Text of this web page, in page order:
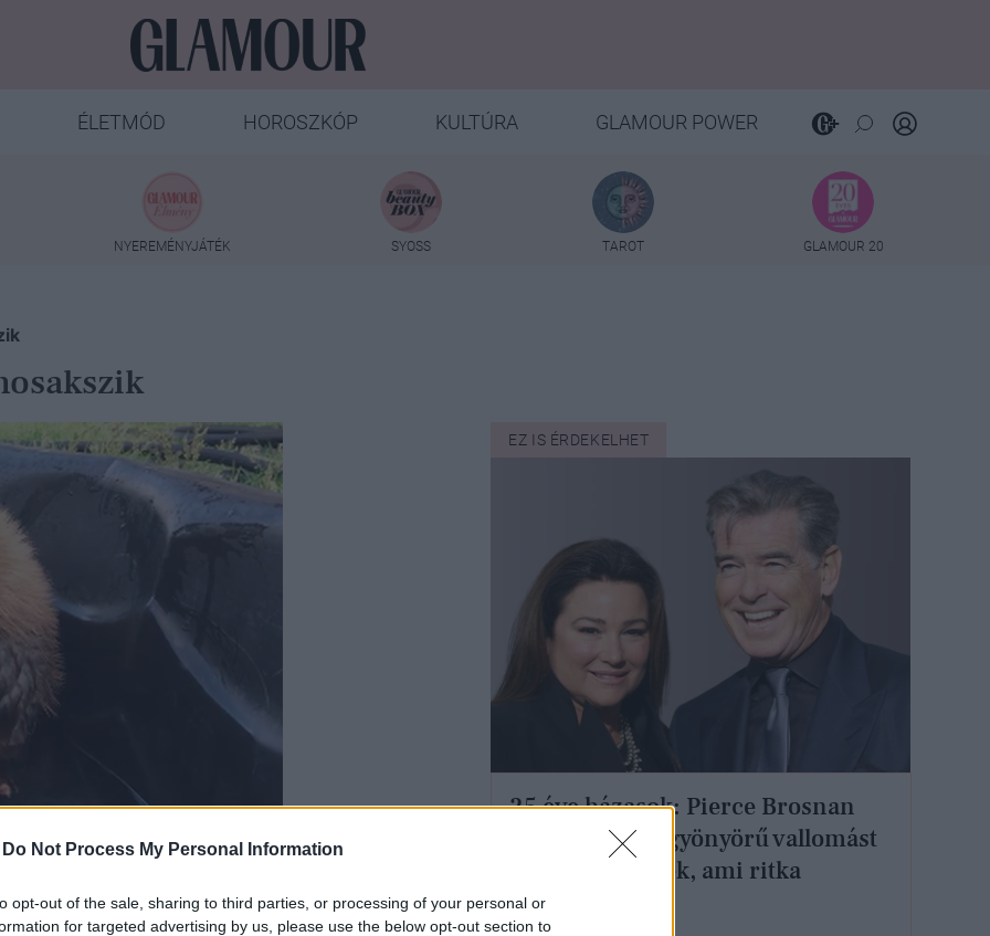
Do Not Process My Personal Information
opt-out of the sale, sharing to third parties, or processing of your personal or
for targeted advertising by us, please use the below opt-out section to
ÉLETMÓD HOROSZKÓP KULTÚRA GLAMOUR POWER
NYEREMÉNYJÁTÉK SYOSS TAROT GLAMOUR 20
EZ IS ÉRDEKELHET
25 éve házasok: Pierce Brosnan
felesége olyan gyönyörű vallomást
tett a színésznek, ami ritka
Hollywoodban